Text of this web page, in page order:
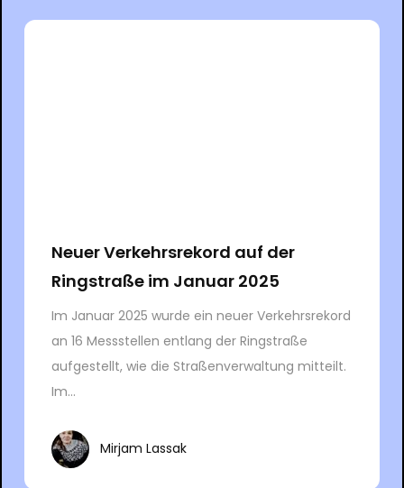
Neuer Verkehrsrekord auf der
Ringstraße im Januar 2025
Im Januar 2025 wurde ein neuer Verkehrsrekord
an 16 Messstellen entlang der Ringstraße
aufgestellt, wie die Straßenverwaltung mitteilt.
Im...
Mirjam Lassak